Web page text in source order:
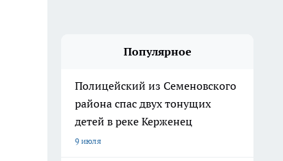
Популярное
Полицейский из Семеновского
района спас двух тонущих
детей в реке Керженец
9 июля